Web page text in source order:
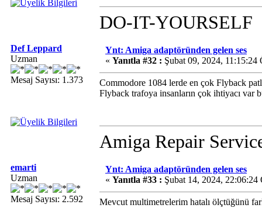
DO-IT-YOURSELF
Def Leppard
Uzman
Mesaj Sayısı: 1.373
Ynt: Amiga adaptöründen gelen ses
« Yanıtla #32 : Şubat 09, 2024, 11:15:24
Commodore 1084 lerde en çok Flyback
Flyback trafoya insanların çok ihtiyacı var
Amiga Repair
emarti
Uzman
Mesaj Sayısı: 2.592
Ynt: Amiga adaptöründen gelen ses
« Yanıtla #33 : Şubat 14, 2024, 22:06:24
Mevcut multimetrelerim hatalı ölçtüğünü